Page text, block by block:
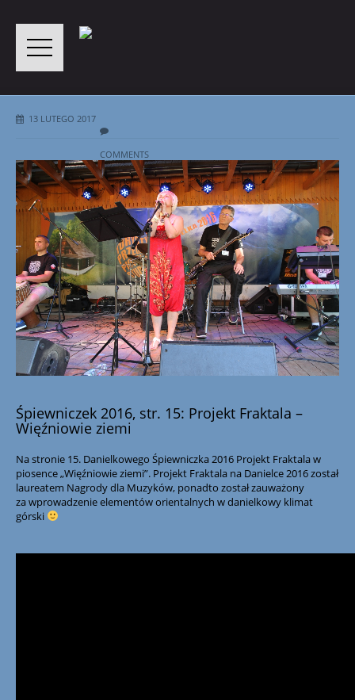
13 LUTEGO 2017
COMMENTS
Śpiewniczek 2016, str. 15: Projekt Fraktala –
Więźniowie ziemi
Na stronie 15. Danielkowego Śpiewniczka 2016 Projekt Fraktala w
piosence „Więźniowie ziemi”. Projekt Fraktala na Danielce 2016 został
laureatem Nagrody dla Muzyków, ponadto został zauważony
za wprowadzenie elementów orientalnych w danielkowy klimat
górski